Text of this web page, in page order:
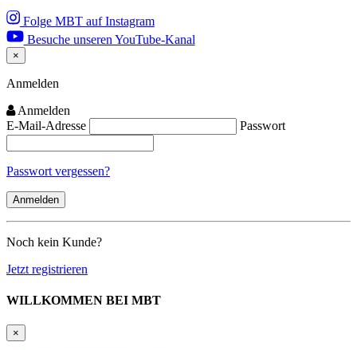
Folge MBT auf Instagram
Besuche unseren YouTube-Kanal
×
Close
Anmelden
Anmelden
E-Mail-Adresse
Passwort
Passwort vergessen?
Noch kein Kunde?
Jetzt registrieren
WILLKOMMEN BEI MBT
×